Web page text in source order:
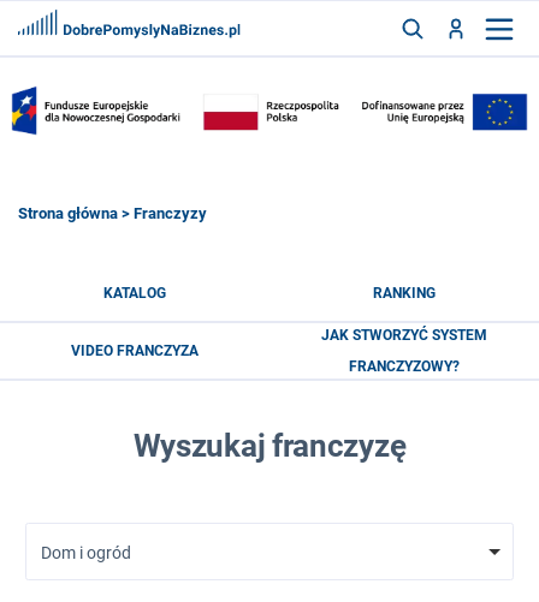
FRANCZYZY
Strona główna > Franczyzy
KATALOG RANKING
VIDEO FRANCZYZA
JAK STWORZYĆ SYSTEM
FRANCZYZOWY?
Wyszukaj franczyzę
Dom i ogród